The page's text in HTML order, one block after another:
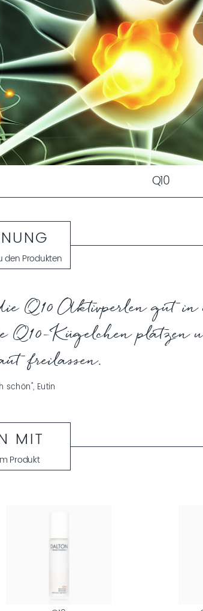
Q10
im Alterungsprozess die Eigenproduktion von
Zellaktivität. Nährstoffe werden weniger
und Schadstoffe verlangsamt an die
wird die Haut anfälliger für schädliche
Alterserscheinungen sichtbar werden. Durch das
den Produkten
Q10 Aktivperlen gut
Q10-Kügelchen platzen
freilassen.
schön", Eutin
MIT
Produkt